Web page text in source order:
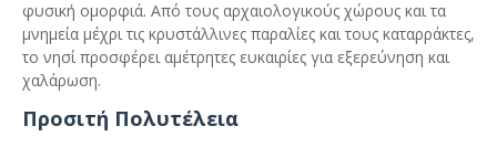
φυσική ομορφιά. Από τους αρχαιολογικούς χώρους και τα
μνημεία μέχρι τις κρυστάλλινες παραλίες και τους καταρράκτες,
το νησί προσφέρει αμέτρητες ευκαιρίες για εξερεύνηση και
χαλάρωση.
Προσιτή Πολυτέλεια